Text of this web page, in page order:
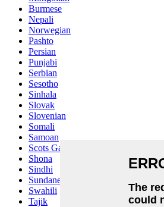
Burmese
Nepali
Norwegian
Pashto
Persian
Punjabi
Serbian
Sesotho
Sinhala
Slovak
Slovenian
Somali
Samoan
Scots Gaelic
Shona
Sindhi
Sundanese
Swahili
Tajik